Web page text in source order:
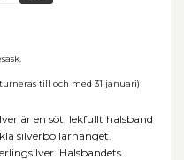
till och med 31 januari)
är en söt, lekfullt halsband
silverbollarhänget.
Halsbandets